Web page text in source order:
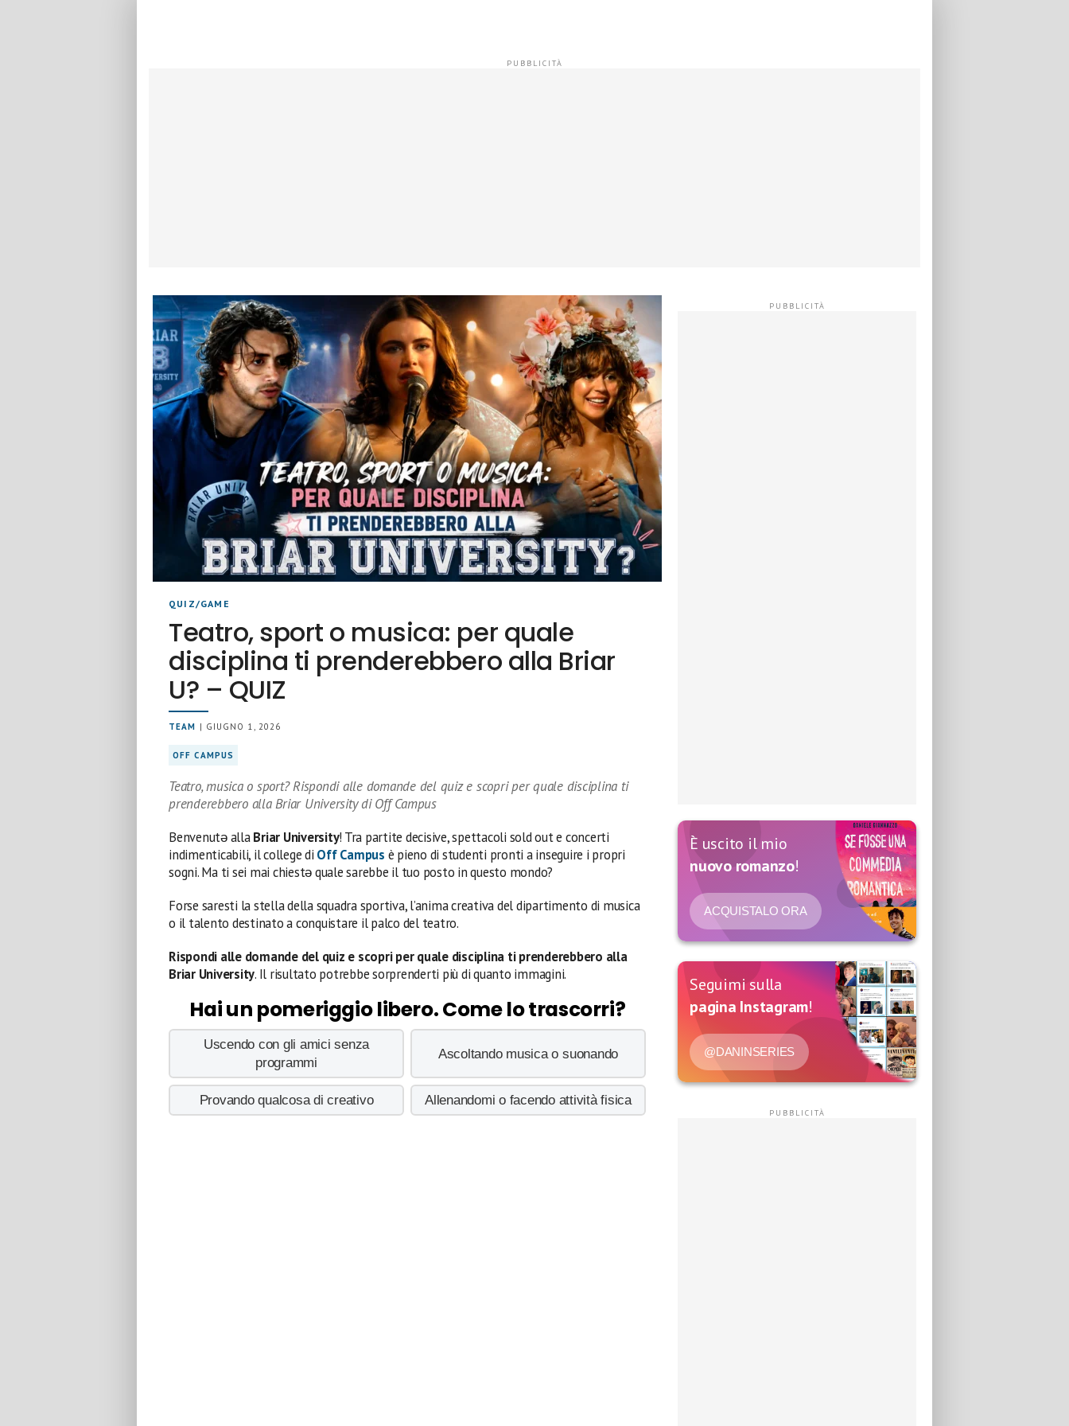
QUIZ/GAME
Teatro, sport o musica: per quale
disciplina ti prenderebbero alla Briar
U? – QUIZ
TEAM | GIUGNO 1, 2026
OFF CAMPUS
Teatro, musica o sport? Rispondi alle domande del quiz e scopri per quale disciplina ti
prenderebbero alla Briar University di Off Campus
Benvenutə allaBriar University! Tra partite decisive, spettacoli sold out e concerti
indimenticabili, il college di Off Campus è pieno di studenti pronti a inseguire i propri
sogni. Ma ti sei mai chiestə quale sarebbe il tuo posto in questo mondo?
Forse saresti la stella della squadra sportiva, l’anima creativa del dipartimento di musica
o il talento destinato a conquistare il palco del teatro.
Rispondi alle domande del quiz e scopri per quale disciplina ti prenderebbero alla
Briar University. Il risultato potrebbe sorprenderti più di quanto immagini.
Hai un pomeriggio libero. Come lo trascorri?
Uscendo con gli amici senza
programmi
Ascoltando musica o suonando
Provando qualcosa di creativo Allenandomi o facendo attività fisica
È uscito il mio
nuovo romanzo!
ACQUISTALO ORA
Seguimi sulla
pagina Instagram!
@DANINSERIES